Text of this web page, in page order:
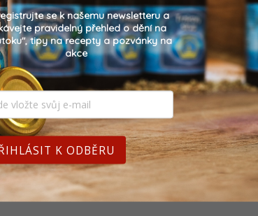
se k našemu newsletteru a
pravidelný přehled o dění na
tipy na recepty a pozvánky na
akce
K ODBĚRU